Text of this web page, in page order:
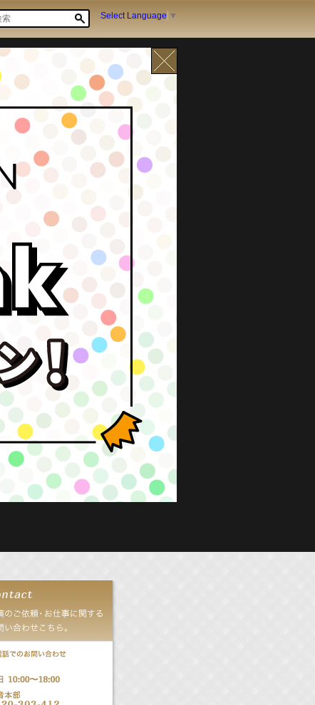
Select Language ▼